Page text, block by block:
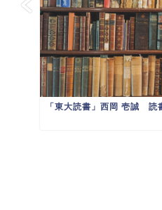
「東大読書」西岡 壱誠 読